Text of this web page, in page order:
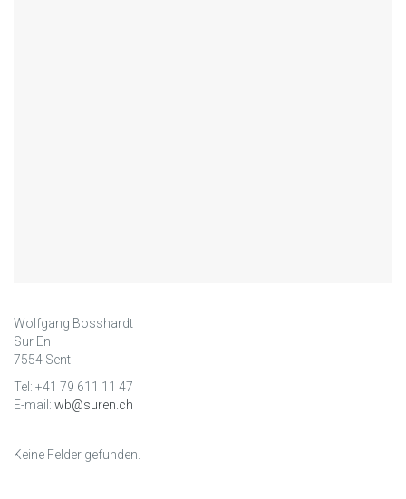
Wolfgang Bosshardt
Sur En
7554 Sent
Tel: +41 79 611 11 47
E-mail: wb@suren.ch
Keine Felder gefunden.